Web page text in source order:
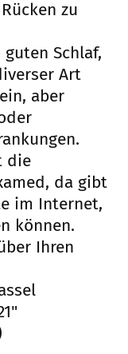
zu
Schlaf,
Art
aber
die
da gibt
im Internet,
können.
Ihren